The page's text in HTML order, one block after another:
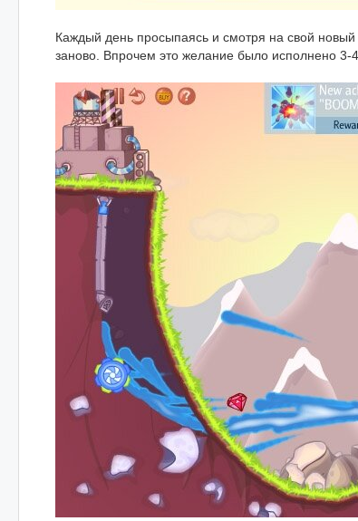
Каждый день просыпаясь и смотря на свой
заново. Впрочем это желание было исполнено